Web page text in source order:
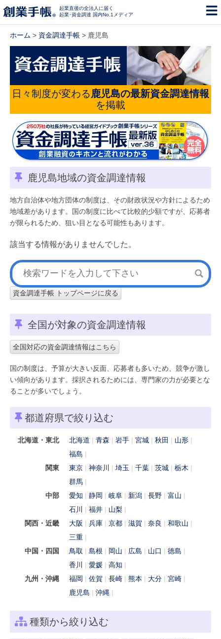
起業直後の全法人に届く
起業･資金調達 国内No.1メディア
ホーム > 資金調達手帳 > 鹿児島
日々制度が変わる鹿児島の最新資金調達情報
を掲載
鹿児島地域の資金調達情報
地方自治体や地方団体の制度は、その財政状況や方針によるため
地域差があります。国の制度に比べて比較的少額ですが、応募者
が限られるため、狙い目となる可能性もあります。
該当する情報がありませんでした。
資金調達手帳 トップページに戻る
全国が対象の資金調達情報
全国対応の資金調達情報はこちら
国の制度は、予算が大きい反面、応募者も多いため、競争が激し
い傾向があります。採択されるためには、専門家の力が必要とな
ることが多いでしょう。
都道府県で絞り込む
北海道・東北 北海道 青森 岩手 宮城 秋田
山形
福島
関東
東京 神奈川 埼玉 千葉 茨城
栃木
群馬
中部
愛知 静岡 岐阜 新潟 長野
富山
石川
福井
山梨
関西・近畿
大阪 兵庫 京都 滋賀 奈良
和歌山
三重
中国・四国
鳥取 島根 岡山 広島 山口
徳島
香川
愛媛
高知
九州・沖縄
福岡 佐賀 長崎 熊本 大分
宮崎
鹿児島
沖縄
種類から絞り込む